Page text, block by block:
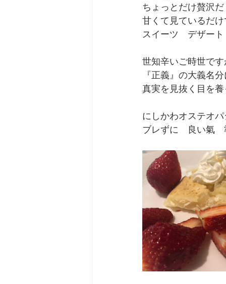
ちょっとだけ贅沢
甘くて見ているだ
スイーツ　デザー
世知辛いご時世で
『正義』の大義名
真実を見抜く目を
にしかわオステオ
ブレずに　良い氣